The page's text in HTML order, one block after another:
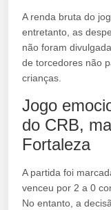
A renda bruta do
entretanto, as
não foram
de torcedores não
crianças.
Jogo
do CRB,
Fortaleza
A partida foi
venceu por 2 a 0
No entanto, a